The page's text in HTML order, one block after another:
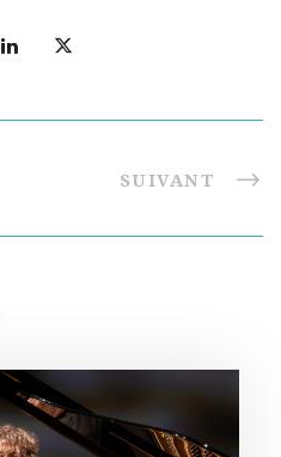
SUIVANT